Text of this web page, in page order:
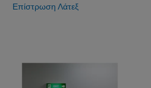
Επίστρωση Λάτεξ